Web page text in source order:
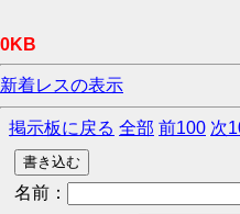
0KB
新着レスの表示
掲示板に戻る 全部 前100 次
名前：